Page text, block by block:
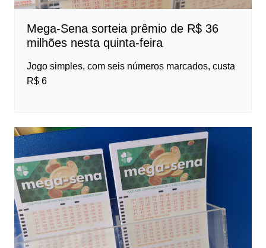
Mega-Sena sorteia prêmio de R$ 36
milhões nesta quinta-feira
Jogo simples, com seis números marcados, custa
R$ 6